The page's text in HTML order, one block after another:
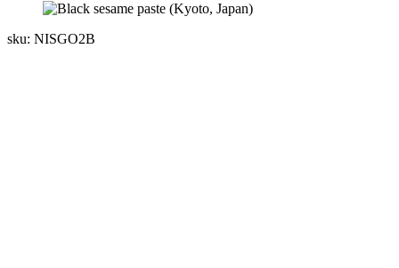
sku: NISGO2B